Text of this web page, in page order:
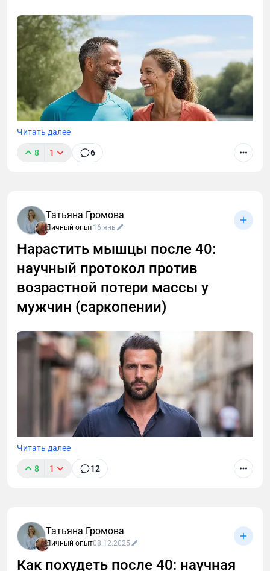
После 40 вес не уходит, а диеты не работают?
Узнайте, как разогнать метаболизм заставить тело
сжигать жир. Научный протокол от фитнес-
эксперта: питание без голода, тренировки для
восстановления. Стратегия, которая сохранит
мышцы и даст энергию.
Читать далее
8 1 6
Татьяна Громова
Личный опыт16 янв
Нарастить мышцы после 40:
научный протокол против
возрастной потери массы у
мужчин (саркопении)
Читать далее
8 1 12
Татьяна Громова
Личный опыт08.12.2025
Как похудеть после 40: научная